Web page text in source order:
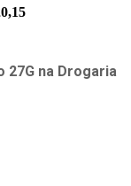
27G na Drogaria